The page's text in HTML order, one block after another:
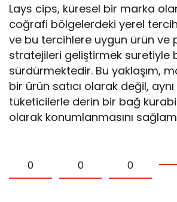
Lays cips, küresel bir marka
coğrafi bölgelerdeki yerel
ve bu tercihlere uygun ürün ve
stratejileri geliştirmek suretiyle
sürdürmektedir. Bu yaklaşım,
bir ürün satıcı olarak değil,
tüketicilerle derin bir bağ
olarak konumlanmasını
0 0 0